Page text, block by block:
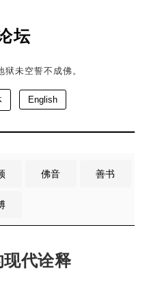
坛
未空誓不成佛。
English
佛音 善书
代诠释